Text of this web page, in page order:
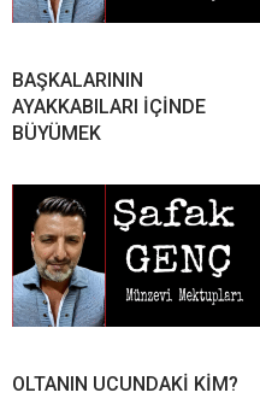
BAŞKALARININ
AYAKKABILARI İÇİNDE
BÜYÜMEK
OLTANIN UCUNDAKİ KİM?